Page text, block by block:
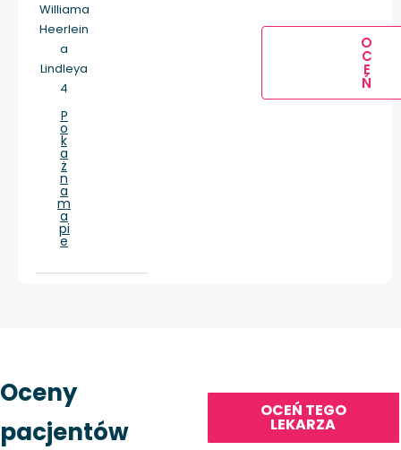
Williama
Heerlein
a
Lindleya
4
P
o
k
a
ż
n
a
m
a
pi
e
O
C
E
Ń
Oceny
pacjentów
OCEŃ TEGO
LEKARZA